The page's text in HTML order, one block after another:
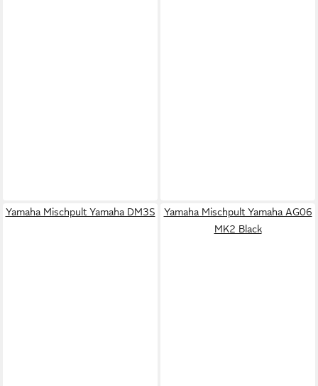
Yamaha Mischpult Yamaha DM3S
Yamaha Mischpult Yamaha AG06
MK2 Black